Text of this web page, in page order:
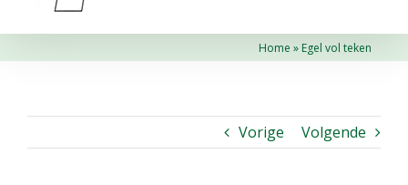
Home » Egel vol teken
Vorige Volgende